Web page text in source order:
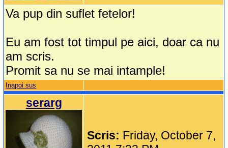
Va pup din suflet fetelor!
Eu am fost tot timpul pe aici, doar ca nu
am scris.
Promit sa nu se mai intample!
Inapoi sus
serarg
Scris: Friday, October 7,